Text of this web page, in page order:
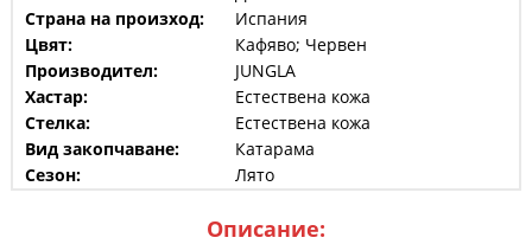
Страна на произход:
Испания
Цвят:
Кафяво; Червен
Производител:
JUNGLA
Хастар:
Естествена кожа
Стелка:
Естествена кожа
Вид закопчаване:
Катарама
Сезон:
Лято
Описание: